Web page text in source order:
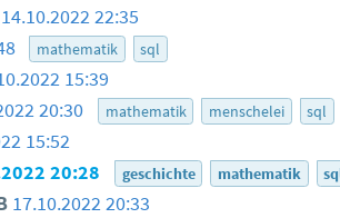
14.10.2022 22:35
mathematik sql
15:39
20:30 mathematik menschelei sql
15:52
20:28 geschichte mathematik
17.10.2022 20:33